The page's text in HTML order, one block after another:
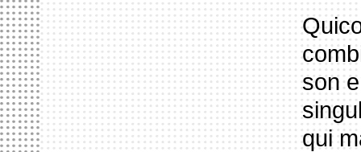
son
qui